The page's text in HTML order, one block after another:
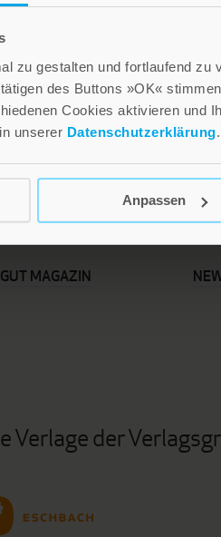
zu gestalten und fortlaufend
des Buttons »OK«
Cookies aktivieren und
unserer Datenschutzerklärung.
Anpassen
MAGAZIN
Verlage der